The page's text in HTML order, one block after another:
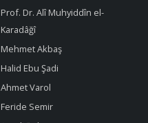
Prof. Dr. Alî Muhyiddîn el-
Karadâğî
Mehmet Akbaş
Halid Ebu Şadi
Ahmet Varol
Feride Semir